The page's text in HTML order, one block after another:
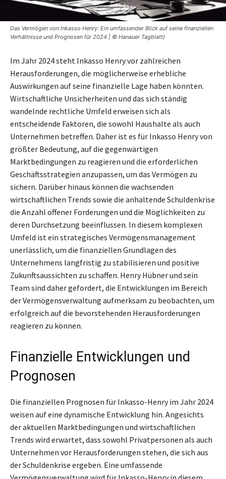
Das Vermögen von Inkasso Henry: Ein umfassender Blick auf seine finanziellen
Verhältnisse und Prognosen für 2024 | © Hanauer Tagblatt)
Im Jahr 2024 steht Inkasso Henry vor zahlreichen
Herausforderungen, die möglicherweise erhebliche
Auswirkungen auf seine finanzielle Lage haben könnten.
Wirtschaftliche Unsicherheiten und das sich ständig
wandelnde rechtliche Umfeld erweisen sich als
entscheidende Faktoren, die sowohl Haushalte als auch
Unternehmen betreffen. Daher ist es für Inkasso Henry von
größter Bedeutung, auf die gegenwärtigen
Marktbedingungen zu reagieren und die erforderlichen
Geschäftsstrategien anzupassen, um das Vermögen zu
sichern. Darüber hinaus können die wachsenden
wirtschaftlichen Trends sowie die anhaltende Schuldenkrise
die Anzahl offener Forderungen und die Möglichkeiten zu
deren Durchsetzung beeinflussen. In diesem komplexen
Umfeld ist ein strategisches Vermögensmanagement
unerlässlich, um die finanziellen Grundlagen des
Unternehmens langfristig zu stabilisieren und positive
Zukunftsaussichten zu schaffen. Henry Hübner und sein
Team sind daher gefordert, die Entwicklungen im Bereich
der Vermögensverwaltung aufmerksam zu beobachten, um
erfolgreich auf die bevorstehenden Herausforderungen
reagieren zu können.
Finanzielle Entwicklungen und
Prognosen
Die finanziellen Prognosen für Inkasso-Henry im Jahr 2024
weisen auf eine dynamische Entwicklung hin. Angesichts
der aktuellen Marktbedingungen und wirtschaftlichen
Trends wird erwartet, dass sowohl Privatpersonen als auch
Unternehmen vor Herausforderungen stehen, die sich aus
der Schuldenkrise ergeben. Eine umfassende